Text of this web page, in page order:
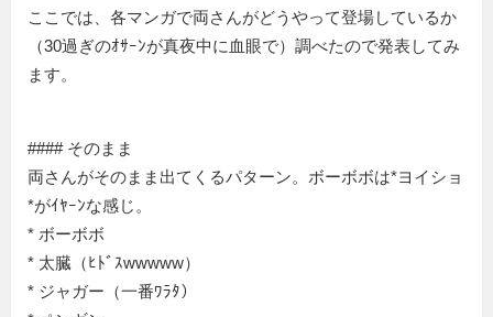
ここでは、各マンガで両さんがどうやって登場しているか
（30過ぎのｵｻｰﾝが真夜中に血眼で）調べたので発表してみ
ます。
#### そのまま
両さんがそのまま出てくるパターン。ボーボボは*ヨイショ
*がｲﾔｰﾝな感じ。
* ボーボボ
* 太臓（ﾋﾄﾞｽwwwww）
* ジャガー（一番ﾜﾗﾀ）